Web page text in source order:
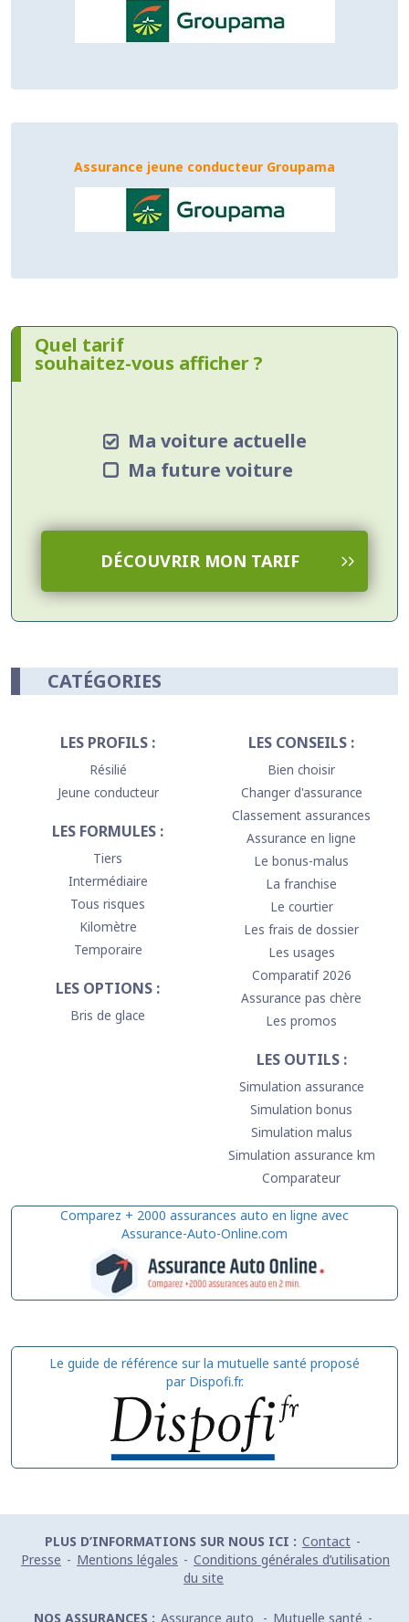
Assurance jeune conducteur Groupama
Quel tarif
souhaitez-vous afficher ?
Ma voiture actuelle
Ma future voiture
DÉCOUVRIR MON TARIF
CATÉGORIES
LES PROFILS :
Résilié
Jeune conducteur
LES FORMULES :
Tiers
Intermédiaire
Tous risques
Kilomètre
Temporaire
LES OPTIONS :
Bris de glace
LES CONSEILS :
Bien choisir
Changer d'assurance
Classement assurances
Assurance en ligne
Le bonus-malus
La franchise
Le courtier
Les frais de dossier
Les usages
Comparatif 2026
Assurance pas chère
Les promos
LES OUTILS :
Simulation assurance
Simulation bonus
Simulation malus
Simulation assurance km
Comparateur
Comparez + 2000 assurances auto en ligne avec
Assurance-Auto-Online.com
Le guide de référence sur la mutuelle santé proposé
par Dispofi.fr.
PLUS D’INFORMATIONS SUR NOUS ICI : Contact -
Presse - Mentions légales - Conditions générales d’utilisation
du site
NOS ASSURANCES : Assurance auto - Mutuelle santé -